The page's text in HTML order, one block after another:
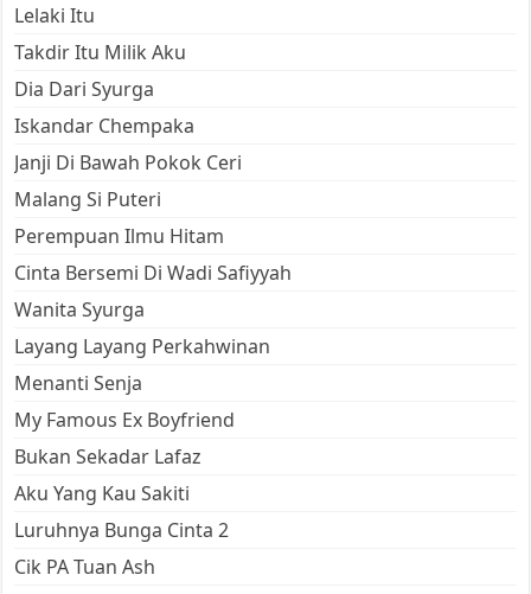
Lelaki Itu
Takdir Itu Milik Aku
Dia Dari Syurga
Iskandar Chempaka
Janji Di Bawah Pokok Ceri
Malang Si Puteri
Perempuan Ilmu Hitam
Cinta Bersemi Di Wadi Safiyyah
Wanita Syurga
Layang Layang Perkahwinan
Menanti Senja
My Famous Ex Boyfriend
Bukan Sekadar Lafaz
Aku Yang Kau Sakiti
Luruhnya Bunga Cinta 2
Cik PA Tuan Ash